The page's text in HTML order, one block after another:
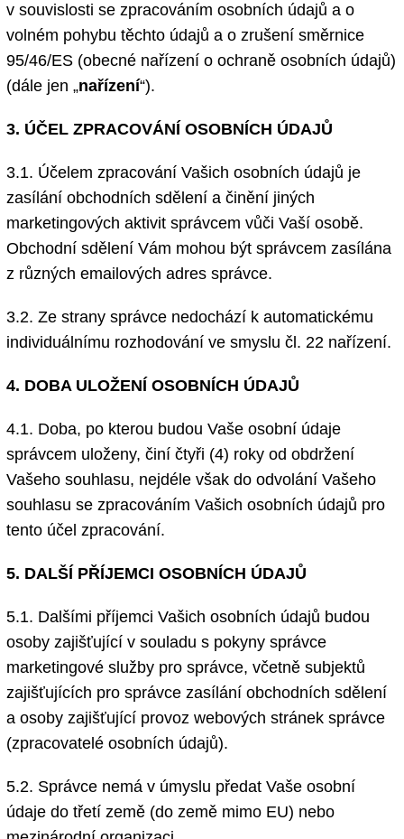
v souvislosti se zpracováním osobních údajů a o
volném pohybu těchto údajů a o zrušení směrnice
95/46/ES (obecné nařízení o ochraně osobních údajů)
(dále jen „nařízení“).
3. ÚČEL ZPRACOVÁNÍ OSOBNÍCH ÚDAJŮ
3.1. Účelem zpracování Vašich osobních údajů je
zasílání obchodních sdělení a činění jiných
marketingových aktivit správcem vůči Vaší osobě.
Obchodní sdělení Vám mohou být správcem zasílána
z různých emailových adres správce.
3.2. Ze strany správce nedochází k automatickému
individuálnímu rozhodování ve smyslu čl. 22 nařízení.
4. DOBA ULOŽENÍ OSOBNÍCH ÚDAJŮ
4.1. Doba, po kterou budou Vaše osobní údaje
správcem uloženy, činí čtyři (4) roky od obdržení
Vašeho souhlasu, nejdéle však do odvolání Vašeho
souhlasu se zpracováním Vašich osobních údajů pro
tento účel zpracování.
5. DALŠÍ PŘÍJEMCI OSOBNÍCH ÚDAJŮ
5.1. Dalšími příjemci Vašich osobních údajů budou
osoby zajišťující v souladu s pokyny správce
marketingové služby pro správce, včetně subjektů
zajišťujících pro správce zasílání obchodních sdělení
a osoby zajišťující provoz webových stránek správce
(zpracovatelé osobních údajů).
5.2. Správce nemá v úmyslu předat Vaše osobní
údaje do třetí země (do země mimo EU) nebo